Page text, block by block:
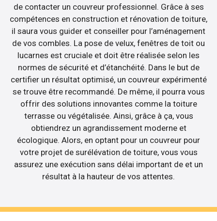
de contacter un couvreur professionnel. Grâce à ses
compétences en construction et rénovation de toiture,
il saura vous guider et conseiller pour l’aménagement
de vos combles. La pose de velux, fenêtres de toit ou
lucarnes est cruciale et doit être réalisée selon les
normes de sécurité et d’étanchéité. Dans le but de
certifier un résultat optimisé, un couvreur expérimenté
se trouve être recommandé. De même, il pourra vous
offrir des solutions innovantes comme la toiture
terrasse ou végétalisée. Ainsi, grâce à ça, vous
obtiendrez un agrandissement moderne et
écologique. Alors, en optant pour un couvreur pour
votre projet de surélévation de toiture, vous vous
assurez une exécution sans délai important de et un
résultat à la hauteur de vos attentes.